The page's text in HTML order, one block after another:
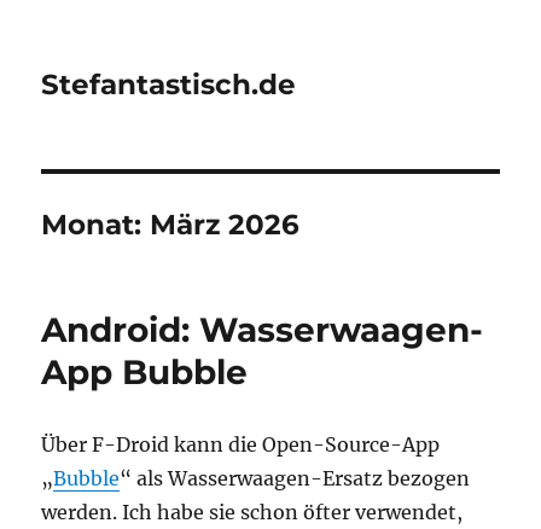
Stefantastisch.de
Monat: März 2026
Android: Wasserwaagen-
App Bubble
Über F-Droid kann die Open-Source-App
„Bubble“ als Wasserwaagen-Ersatz bezogen
werden. Ich habe sie schon öfter verwendet,